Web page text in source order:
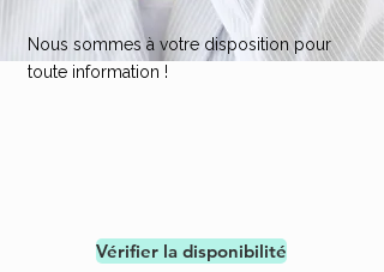
Nous sommes à votre disposition pour
toute information !
Vérifier la disponibilité